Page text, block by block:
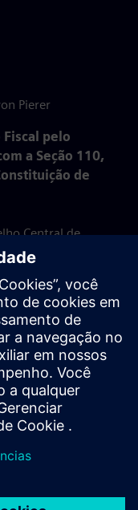
Pierer
pelo
a Seção 110,
de
Central de